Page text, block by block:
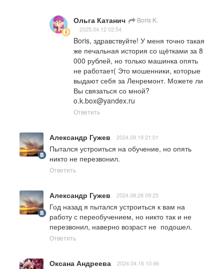
Ольга Катанич Boris K.
2025.04.12 02:54
Boris, здравствуйте! У меня точно такая
же печальная история со щётками за 8
000 рублей, но только машинка опять
не работает( Это мошенники, которые
выдают себя за Ленремонт. Можете ли
Вы связаться со мной?
o.k.box@yandex.ru
Ответить
Александр Гужев 2024.09.19 21:01
Пытался устроиться на обучение, но опять
никто не перезвонил.
Ответить
Александр Гужев 2024.08.28 09:25
Год назад я пытался устроиться к вам на
работу с переобучением, но никто так и не
перезвонил, наверно возраст не  подошел.
Ответить
Оксана Андреева 2024.04.16 10:46